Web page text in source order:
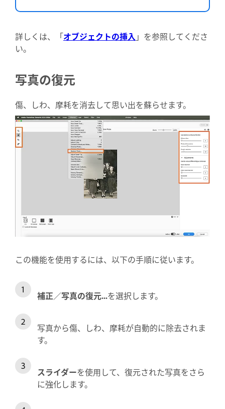
詳しくは、「オブジェクトの挿入 」を参照してくださ
い。
写真の復元
傷、しわ、摩耗を消去して思い出を蘇らせます。
この機能を使用するには、以下の手順に従います。
補正／写真の復元...を選択します。
写真から傷、しわ、摩耗が自動的に除去されま
す。
スライダーを使用して、復元された写真をさら
に強化します。